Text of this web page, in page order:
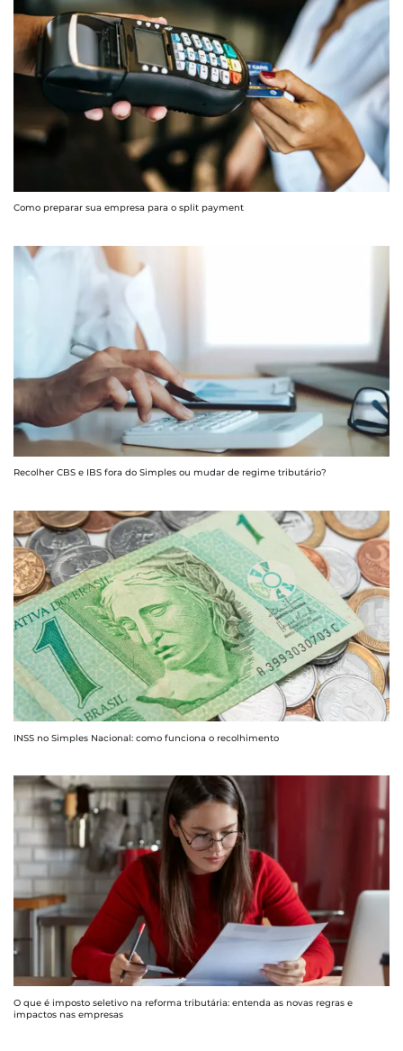
Como preparar sua empresa para o split payment
Recolher CBS e IBS fora do Simples ou mudar de regime tributário?
INSS no Simples Nacional: como funciona o recolhimento
O que é imposto seletivo na reforma tributária: entenda as novas regras e
impactos nas empresas